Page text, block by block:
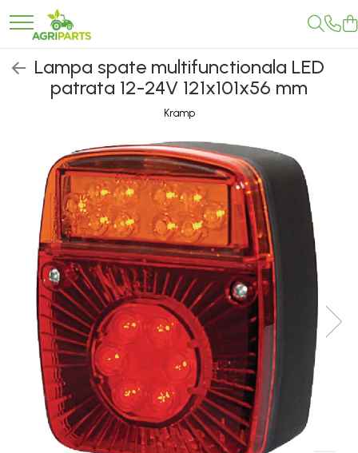
Toate Produsele
Accesorii
Ancore, stabilizatori, bare de
Diverse
Electrice
Scaune
Tiranti centrali, verticali, laterali
Vopseluri
Agricultura
Utilaje
Diverse
Diverse
Lubrifiere, intretinere si curatare
Pompe ulei/combustibil
Lampa spate multifunctionala LED
patrata 12-24V 121x101x56 mm
Kramp